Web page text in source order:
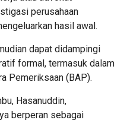
perusahaan
hasil awal.
dapat didampingi
formal, termasuk dalam
Pemeriksaan (BAP).
Hasanuddin,
berperan sebagai